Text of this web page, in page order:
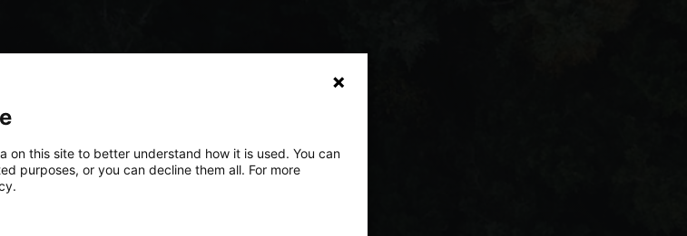
on this site to better understand how it is used. You can
purposes, or you can decline them all. For more